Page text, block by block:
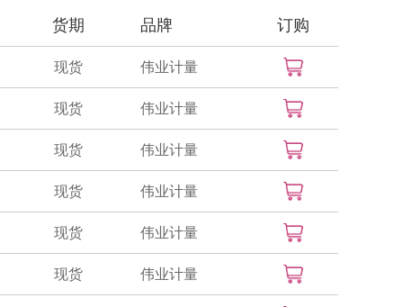
货期 品牌 订购
现货 伟业计量
现货 伟业计量
现货 伟业计量
现货 伟业计量
现货 伟业计量
现货 伟业计量